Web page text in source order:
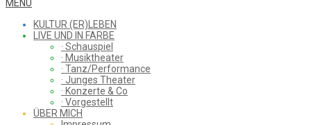
WHAT
Menu
MENU
KULTUR (ER)LEBEN
LIVE UND IN FARBE
· Schauspiel
· Musiktheater
· Tanz/Performance
· Junges Theater
· Konzerte & Co
· Vorgestellt
ÜBER MICH